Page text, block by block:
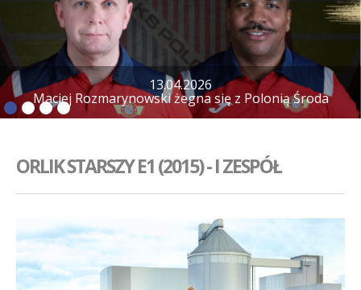
KLUB
BIZNES
SENIORZY
SENIORKI
BILETY
AKADEMIA
SKLEP
PLAN TRENINGÓW
13.04.2026
Maciej Rozmarynowski żegna się z Polonią Środa
ORLIK STARSZY E1 (2015) - I ZESPÓŁ